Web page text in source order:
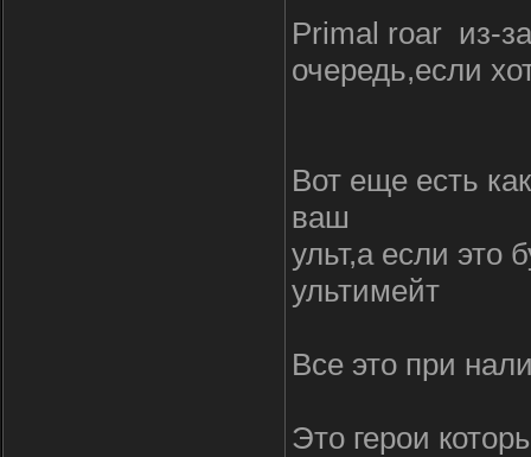
Primal roar из-
очередь,если
Вот еще есть
ваш
ульт,а если это
ультимейт
Все это при
Это герои